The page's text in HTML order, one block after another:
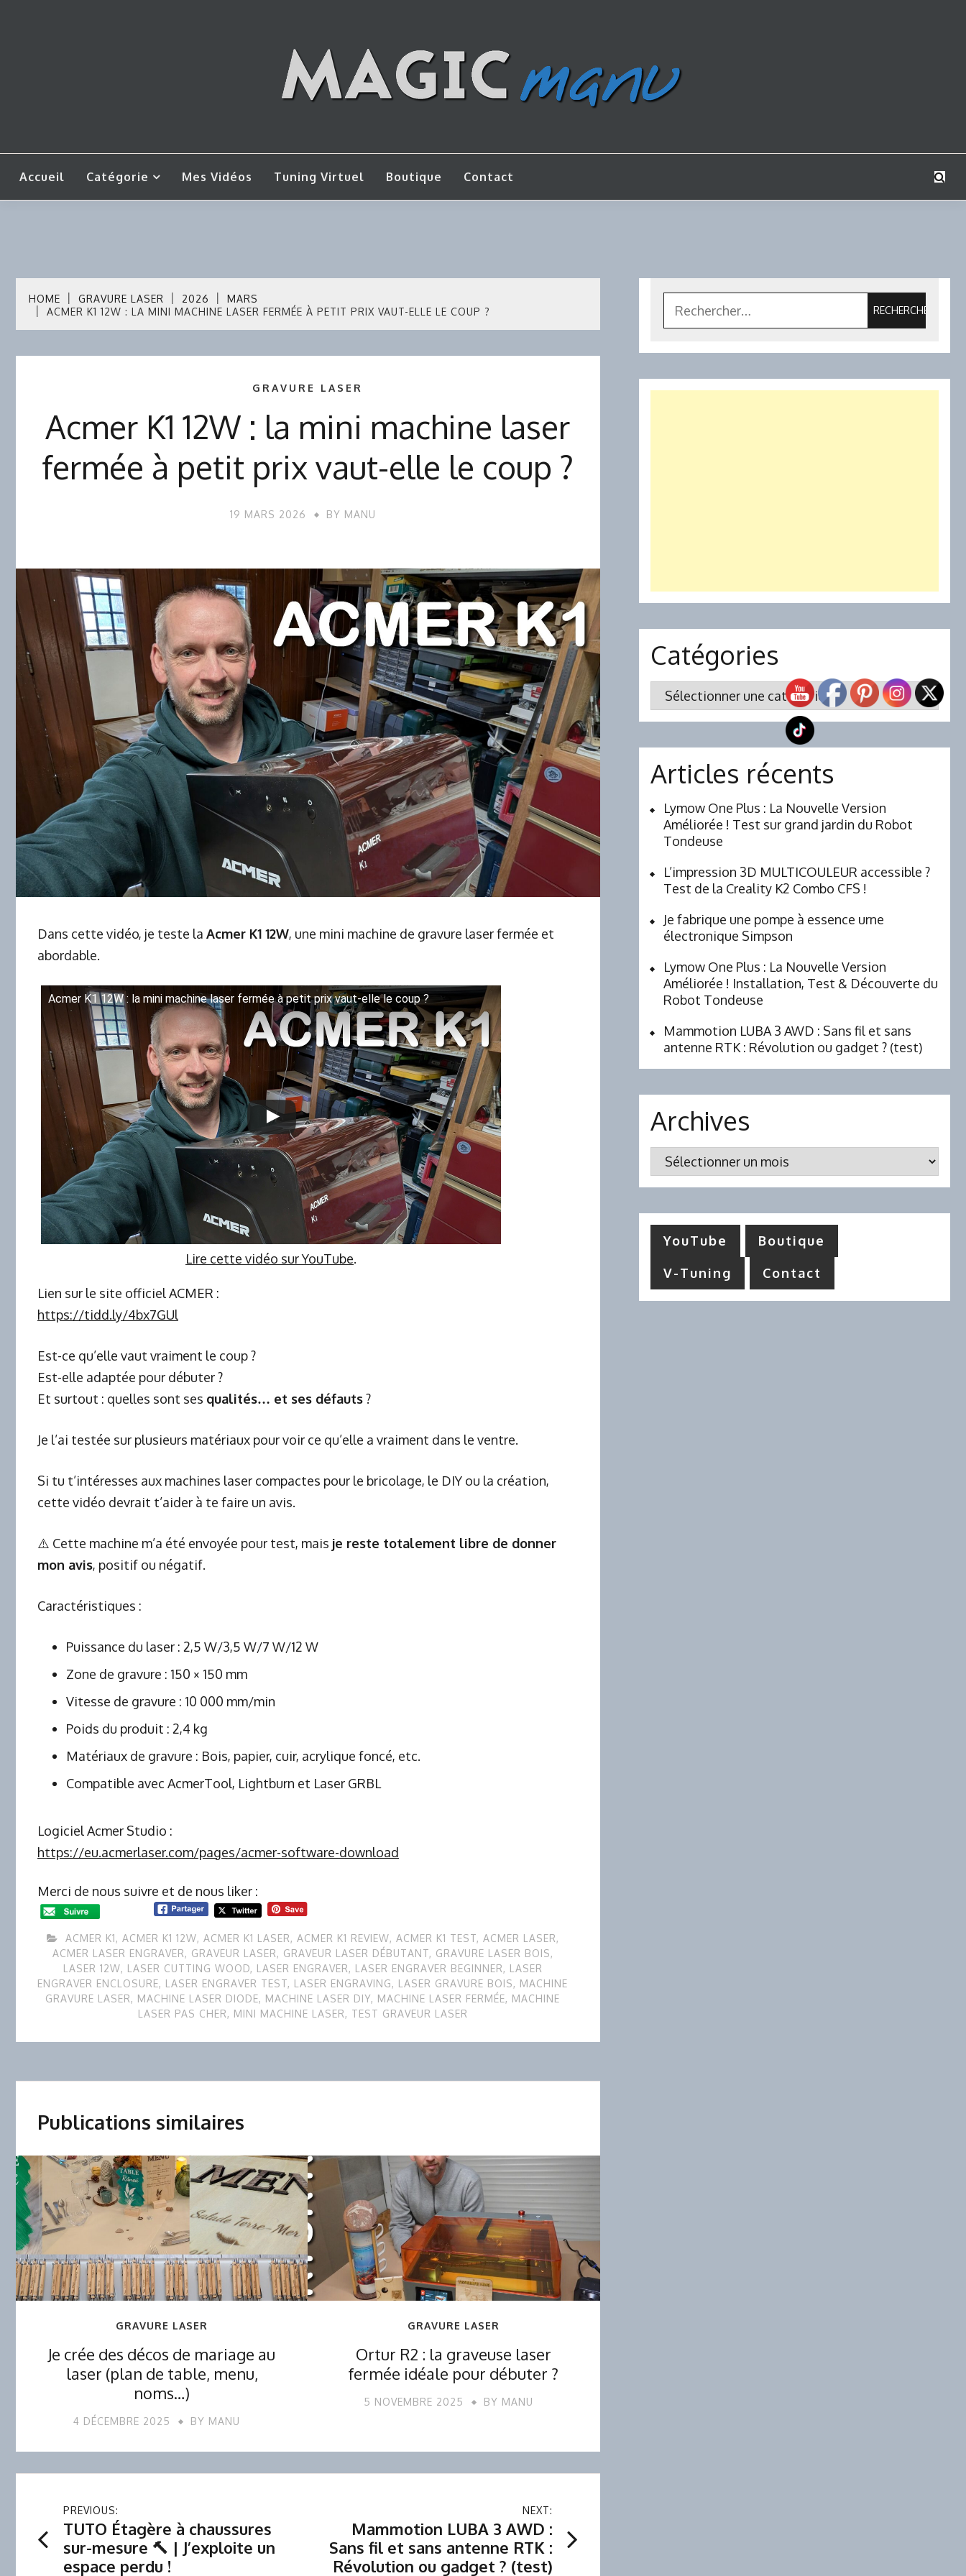
MAGICMANU
Accueil Catégorie Mes Vidéos Tuning Virtuel Boutique Contact
HOME GRAVURE LASER 2026
MARS
ACMER K1 12W : LA MINI MACHINE LASER FERMÉE À PETIT PRIX VAUT-ELLE LE COUP ?
GRAVURE LASER
Acmer K1 12W : la mini machine laser
fermée à petit prix vaut-elle le coup ?
19 MARS 2026 BY MANU
Dans cette vidéo, je teste la Acmer K1 12W, une mini machine de gravure laser fermée et
abordable.
Acmer K1 12W : la mini machine laser fermée à petit prix vaut-elle le coup ?
Lire cette vidéo sur YouTube.
Lien sur le site officiel ACMER :
https://tidd.ly/4bx7GUl
Est-ce qu’elle vaut vraiment le coup ?
Est-elle adaptée pour débuter ?
Et surtout : quelles sont ses qualités… et ses défauts?
Je l’ai testée sur plusieurs matériaux pour voir ce qu’elle a vraiment dans le ventre.
Si tu t’intéresses aux machines laser compactes pour le bricolage, le DIY ou la création,
cette vidéo devrait t’aider à te faire un avis.
⚠️ Cette machine m’a été envoyée pour test, mais je reste totalement libre de donner
mon avis, positif ou négatif.
Caractéristiques :
Puissance du laser : 2,5 W/3,5 W/7 W/12 W
Zone de gravure : 150 × 150 mm
Vitesse de gravure : 10 000 mm/min
Poids du produit : 2,4 kg
Matériaux de gravure : Bois, papier, cuir, acrylique foncé, etc.
Compatible avec AcmerTool, Lightburn et Laser GRBL
Logiciel Acmer Studio :
https://eu.acmerlaser.com/pages/acmer-software-download
Merci de nous suivre et de nous liker :
ACMER K1, ACMER K1 12W, ACMER K1 LASER, ACMER K1 REVIEW, ACMER K1 TEST, ACMER LASER,
ACMER LASER ENGRAVER, GRAVEUR LASER, GRAVEUR LASER DÉBUTANT, GRAVURE LASER BOIS,
LASER 12W, LASER CUTTING WOOD, LASER ENGRAVER, LASER ENGRAVER BEGINNER, LASER
ENGRAVER ENCLOSURE, LASER ENGRAVER TEST, LASER ENGRAVING, LASER GRAVURE BOIS, MACHINE
GRAVURE LASER, MACHINE LASER DIODE, MACHINE LASER DIY, MACHINE LASER FERMÉE, MACHINE
LASER PAS CHER, MINI MACHINE LASER, TEST GRAVEUR LASER
Publications similaires
GRAVURE LASER
Je crée des décos de mariage au
laser (plan de table, menu,
noms…)
4 DÉCEMBRE 2025 BY MANU
GRAVURE LASER
Ortur R2 : la graveuse laser
fermée idéale pour débuter ?
5 NOVEMBRE 2025 BY MANU
Navigation
de
PREVIOUS:
TUTO Étagère à chaussures
sur-mesure 🔨 | J’exploite un
espace perdu !
NEXT:
Mammotion LUBA 3 AWD :
Sans fil et sans antenne RTK :
Révolution ou gadget ? (test)
Catégories
Catégories
Articles récents
Lymow One Plus : La Nouvelle Version
Améliorée ! Test sur grand jardin du Robot
Tondeuse
L’impression 3D MULTICOULEUR accessible ?
Test de la Creality K2 Combo CFS !
Je fabrique une pompe à essence urne
électronique Simpson
Lymow One Plus : La Nouvelle Version
Améliorée ! Installation, Test & Découverte du
Robot Tondeuse
Mammotion LUBA 3 AWD : Sans fil et sans
antenne RTK : Révolution ou gadget ? (test)
Archives
Archives
YouTube Boutique
V-Tuning Contact